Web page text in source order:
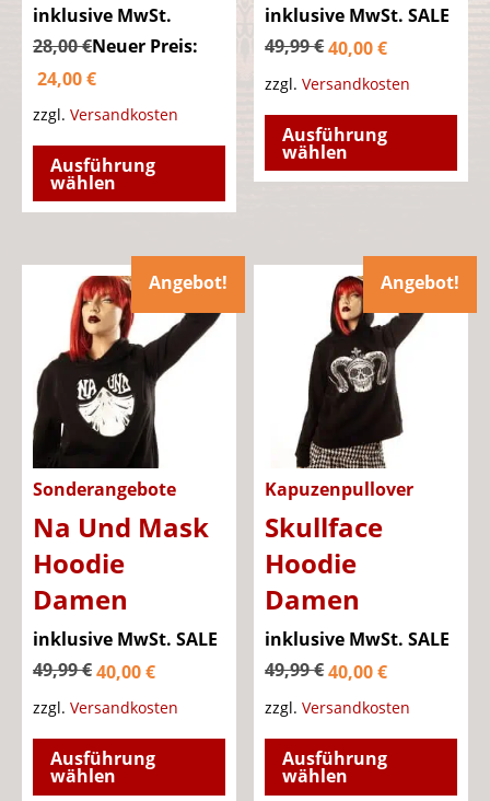
inklusive MwSt.
28,00€
Ursprünglicher
Preis
28,00 €
Neuer Preis:
24,00€
Preis
24,00 €.
zzgl. Versandkosten
Ausführung
wählen
Dieses
Produkt
weist
Varianten
auf.
Produktseite
werden
inklusive MwSt.
49,99€
war:
SALE
40,00€
Preis
zzgl.Versandkosten
Ausführung
wählen
auf.
Die
Angebot!
Sonderangebote
Na Und Mask
Hoodie
Damen
inklusive MwSt.
49,99€
Ursprünglicher
war:
SALE
40,00€
Preis
zzgl. Versandkosten
Ausführung
wählen
Dieses
Produkt
Angebot!
Kapuzenpullover
Skullface
Hoodie
Damen
inklusive MwSt.
49,99€
war:
SALE
40,00€
Preis
zzgl.Versandkosten
Ausführung
wählen